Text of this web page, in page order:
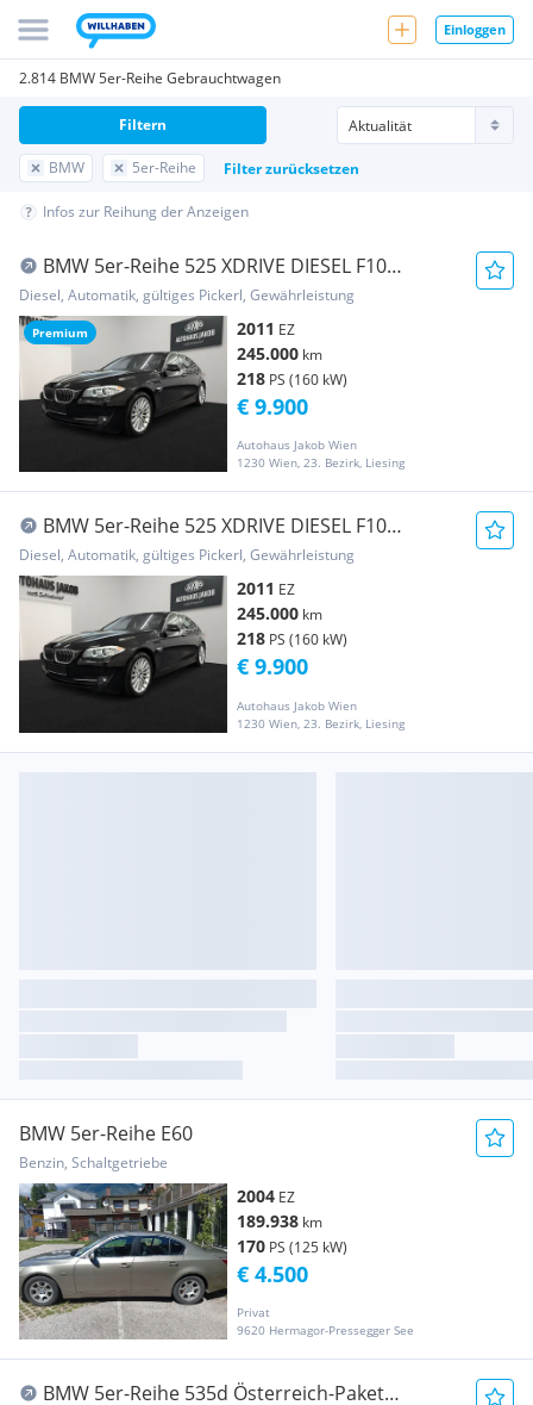
Einloggen
2.814 BMW 5er-Reihe Gebrauchtwagen
BMW 5er-Reihe Filter zurücksetzen
Filtern
Infos zur Reihung der Anzeigen
Premium
BMW 5er-Reihe 525 XDRIVE DIESEL F10
****AUTOMATIK-TEMPOMAT-KA...
Diesel, Automatik, gültiges Pickerl, Gewährleistung
2011 EZ
245.000 km
218 PS (160 kW)
Autohaus Jakob Wien
1230 Wien, 23. Bezirk, Liesing
€ 9.900
BMW 5er-Reihe 525 XDRIVE DIESEL F10
****AUTOMATIK-TEMPOMAT-KA...
Diesel, Automatik, gültiges Pickerl, Gewährleistung
2011 EZ
245.000 km
218 PS (160 kW)
Autohaus Jakob Wien
1230 Wien, 23. Bezirk, Liesing
€ 9.900
BMW 5er-Reihe E60
Benzin, Schaltgetriebe
2004 EZ
189.938 km
170 PS (125 kW)
Privat
9620 Hermagor-Pressegger See
€ 4.500
BMW 5er-Reihe 535d Österreich-Paket